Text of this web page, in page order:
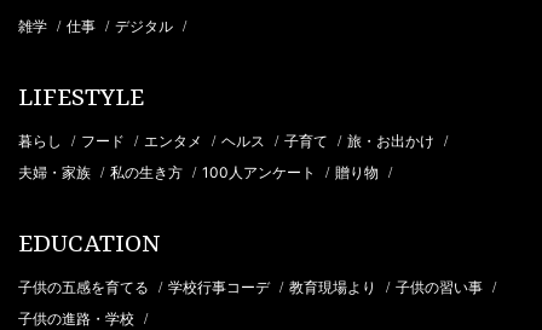
雑学 / 仕事 / デジタル /
LIFESTYLE
暮らし / フード / エンタメ / ヘルス / 子育て / 旅・お出かけ /
夫婦・家族 / 私の生き方 / 100人アンケート / 贈り物 /
EDUCATION
子供の五感を育てる / 学校行事コーデ / 教育現場より / 子供の習い事 /
子供の進路・学校 /